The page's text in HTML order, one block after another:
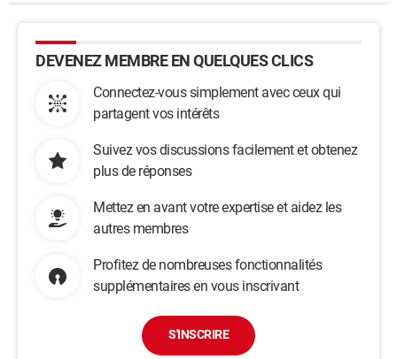
DEVENEZ MEMBRE EN QUELQUES CLICS
Connectez-vous simplement avec ceux qui
partagent vos intérêts
Suivez vos discussions facilement et obtenez
plus de réponses
Mettez en avant votre expertise et aidez les
autres membres
Profitez de nombreuses fonctionnalités
supplémentaires en vous inscrivant
S'INSCRIRE